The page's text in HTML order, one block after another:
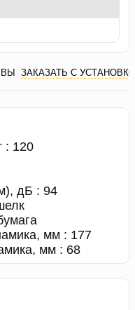
ЗАКАЗАТЬ С
: 120
дБ : 94
мм : 177
мм : 68